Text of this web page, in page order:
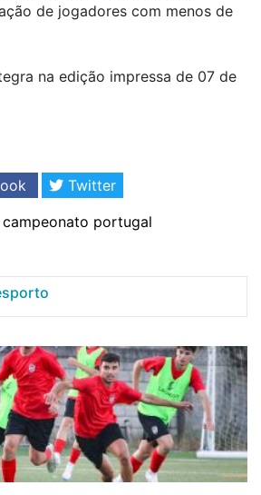
de jogadores com menos de
na edição impressa de 07 de
Twitter
campeonato portugal